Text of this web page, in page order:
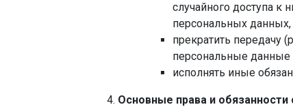
случайного доступа к
персональных
прекратить передачу
персональные данные
исполнять иные
Основные права и